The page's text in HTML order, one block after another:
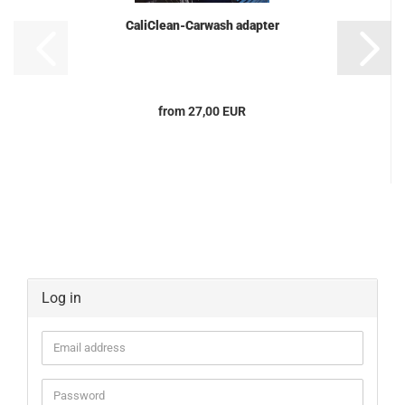
CaliClean-Carwash adapter
from 27,00 EUR
Log in
Email
address
Password